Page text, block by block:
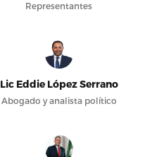
Representantes
Lic Eddie López Serrano
Abogado y analista político